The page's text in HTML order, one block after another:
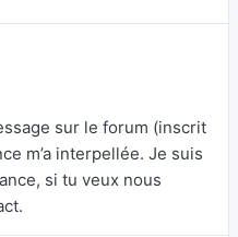
sur le forum (inscrit
m’a interpellée. Je suis
si tu veux nous